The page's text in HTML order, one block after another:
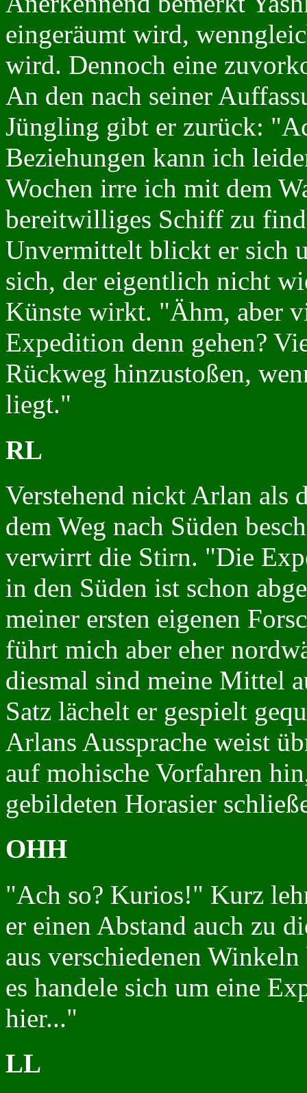
eingeräumt wird,
wird. Dennoch eine
An den nach seiner
Jüngling gibt er zurück:
Beziehungen kann ich
Wochen irre ich mit dem
bereitwilliges Schiff zu
Unvermittelt blickt er sich
sich, der eigentlich nicht
Künste wirkt. "Ähm, aber
Expedition denn gehen?
Rückweg hinzustoßen,
liegt."
RL
Verstehend nickt Arlan als
dem Weg nach Süden
verwirrt die Stirn. "Die
in den Süden ist schon
meiner ersten eigenen
führt mich aber eher
diesmal sind meine Mittel
Satz lächelt er gespielt
Arlans Aussprache weist
auf mohische Vorfahren
gebildeten Horasier
OHH
"Ach so? Kurios!" Kurz
er einen Abstand auch zu
aus verschiedenen
es handele sich um eine
hier..."
LL